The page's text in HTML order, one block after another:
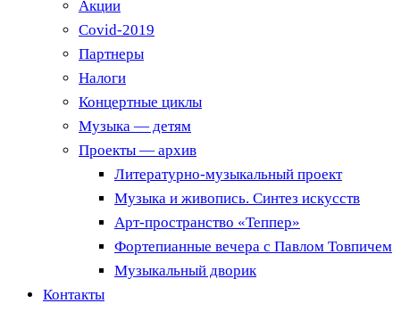
Акции
Covid-2019
Партнеры
Налоги
Концертные циклы
Музыка — детям
Проекты — архив
Литературно-музыкальный проект
Музыка и живопись. Синтез искусств
Арт-пространство «Теппер»
Фортепианные вечера с Павлом Товпичем
Музыкальный дворик
Контакты